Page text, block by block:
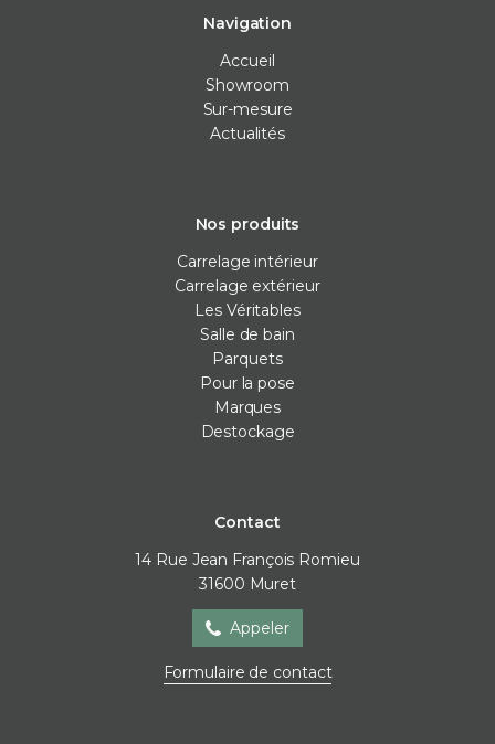
Navigation
Accueil
Showroom
Sur-mesure
Actualités
Nos produits
Carrelage intérieur
Carrelage extérieur
Les Véritables
Salle de bain
Parquets
Pour la pose
Marques
Destockage
Contact
14 Rue Jean François Romieu
31600 Muret
Appeler
Formulaire de contact